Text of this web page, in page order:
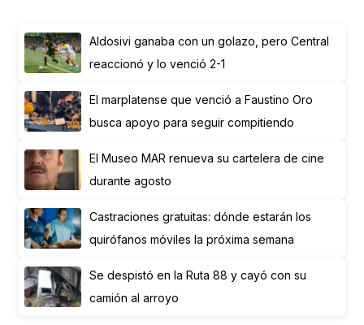
Aldosivi ganaba con un golazo, pero Central
reaccionó y lo venció 2-1
El marplatense que venció a Faustino Oro
busca apoyo para seguir compitiendo
El Museo MAR renueva su cartelera de cine
durante agosto
Castraciones gratuitas: dónde estarán los
quirófanos móviles la próxima semana
Se despistó en la Ruta 88 y cayó con su
camión al arroyo